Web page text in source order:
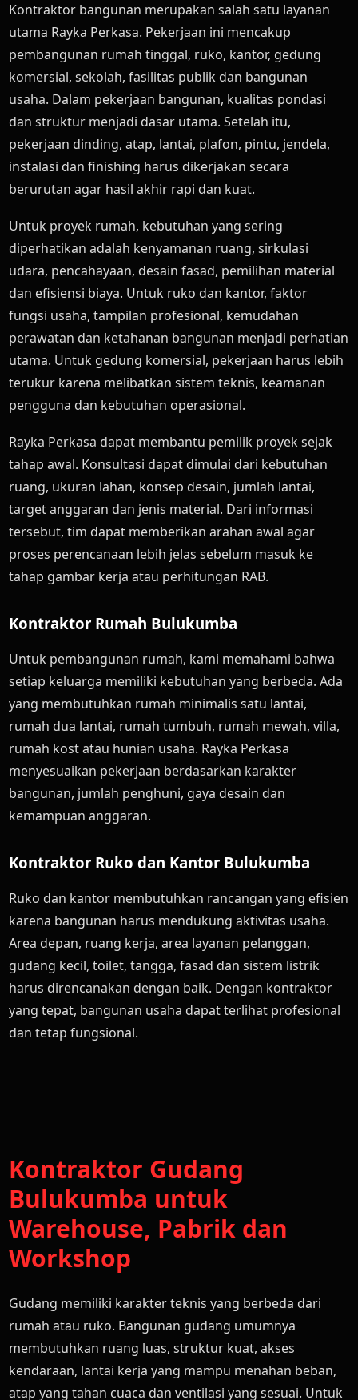
Kontraktor bangunan merupakan salah satu layanan
utama Rayka Perkasa. Pekerjaan ini mencakup
pembangunan rumah tinggal, ruko, kantor, gedung
komersial, sekolah, fasilitas publik dan bangunan
usaha. Dalam pekerjaan bangunan, kualitas pondasi
dan struktur menjadi dasar utama. Setelah itu,
pekerjaan dinding, atap, lantai, plafon, pintu, jendela,
instalasi dan finishing harus dikerjakan secara
berurutan agar hasil akhir rapi dan kuat.
Untuk proyek rumah, kebutuhan yang sering
diperhatikan adalah kenyamanan ruang, sirkulasi
udara, pencahayaan, desain fasad, pemilihan material
dan efisiensi biaya. Untuk ruko dan kantor, faktor
fungsi usaha, tampilan profesional, kemudahan
perawatan dan ketahanan bangunan menjadi perhatian
utama. Untuk gedung komersial, pekerjaan harus lebih
terukur karena melibatkan sistem teknis, keamanan
pengguna dan kebutuhan operasional.
Rayka Perkasa dapat membantu pemilik proyek sejak
tahap awal. Konsultasi dapat dimulai dari kebutuhan
ruang, ukuran lahan, konsep desain, jumlah lantai,
target anggaran dan jenis material. Dari informasi
tersebut, tim dapat memberikan arahan awal agar
proses perencanaan lebih jelas sebelum masuk ke
tahap gambar kerja atau perhitungan RAB.
Kontraktor Rumah Bulukumba
Untuk pembangunan rumah, kami memahami bahwa
setiap keluarga memiliki kebutuhan yang berbeda. Ada
yang membutuhkan rumah minimalis satu lantai,
rumah dua lantai, rumah tumbuh, rumah mewah, villa,
rumah kost atau hunian usaha. Rayka Perkasa
menyesuaikan pekerjaan berdasarkan karakter
bangunan, jumlah penghuni, gaya desain dan
kemampuan anggaran.
Kontraktor Ruko dan Kantor Bulukumba
Ruko dan kantor membutuhkan rancangan yang efisien
karena bangunan harus mendukung aktivitas usaha.
Area depan, ruang kerja, area layanan pelanggan,
gudang kecil, toilet, tangga, fasad dan sistem listrik
harus direncanakan dengan baik. Dengan kontraktor
yang tepat, bangunan usaha dapat terlihat profesional
dan tetap fungsional.
Kontraktor Gudang
Bulukumba untuk
Warehouse, Pabrik dan
Workshop
Gudang memiliki karakter teknis yang berbeda dari
rumah atau ruko. Bangunan gudang umumnya
membutuhkan ruang luas, struktur kuat, akses
kendaraan, lantai kerja yang mampu menahan beban,
atap yang tahan cuaca dan ventilasi yang sesuai. Untuk